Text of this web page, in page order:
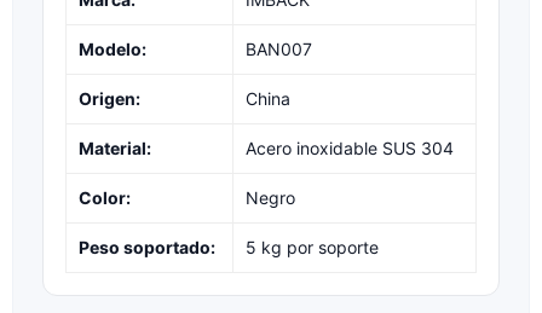
Modelo: BAN007
Origen: China
Material: Acero inoxidable SUS 304
Color: Negro
Peso soportado: 5 kg por soporte